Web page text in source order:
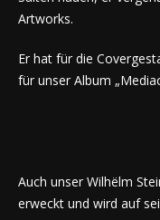
Artworks.
Er hat für die
für unser Album
Auch unser Wilhëlm
erweckt und wird auf